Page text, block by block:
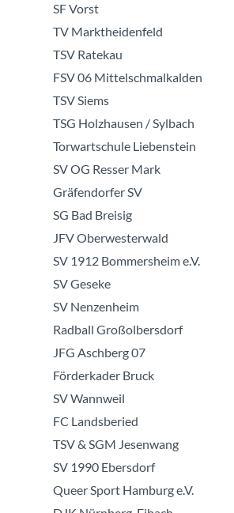
SF Vorst
TV Marktheidenfeld
TSV Ratekau
FSV 06 Mittelschmalkalden
TSV Siems
TSG Holzhausen / Sylbach
Torwartschule Liebenstein
SV OG Resser Mark
Gräfendorfer SV
SG Bad Breisig
JFV Oberwesterwald
SV 1912 Bommersheim e.V.
SV Geseke
SV Nenzenheim
Radball Großolbersdorf
JFG Aschberg 07
Förderkader Bruck
SV Wannweil
FC Landsberied
TSV & SGM Jesenwang
SV 1990 Ebersdorf
Queer Sport Hamburg e.V.